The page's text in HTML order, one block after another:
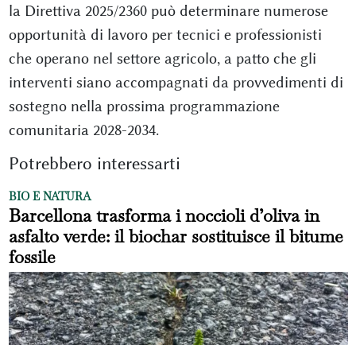
la Direttiva 2025/2360 può determinare numerose
opportunità di lavoro per tecnici e professionisti
che operano nel settore agricolo, a patto che gli
interventi siano accompagnati da provvedimenti di
sostegno nella prossima programmazione
comunitaria 2028-2034.
Potrebbero interessarti
BIO E NATURA
Barcellona trasforma i noccioli d’oliva in
asfalto verde: il biochar sostituisce il bitume
fossile